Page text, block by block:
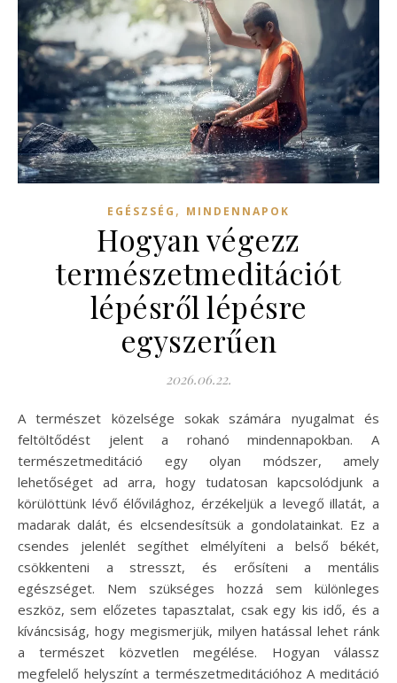
EGÉSZSÉG , MINDENNAPOK
Hogyan végezz
természetmeditációt
lépésről lépésre
egyszerűen
2026.06.22.
A természet közelsége sokak számára nyugalmat és
feltöltődést jelent a rohanó mindennapokban. A
természetmeditáció egy olyan módszer, amely
lehetőséget ad arra, hogy tudatosan kapcsolódjunk a
körülöttünk lévő élővilághoz, érzékeljük a levegő illatát, a
madarak dalát, és elcsendesítsük a gondolatainkat. Ez a
csendes jelenlét segíthet elmélyíteni a belső békét,
csökkenteni a stresszt, és erősíteni a mentális
egészséget. Nem szükséges hozzá sem különleges
eszköz, sem előzetes tapasztalat, csak egy kis idő, és a
kíváncsiság, hogy megismerjük, milyen hatással lehet ránk
a természet közvetlen megélése. Hogyan válassz
megfelelő helyszínt a természetmeditációhoz A meditáció